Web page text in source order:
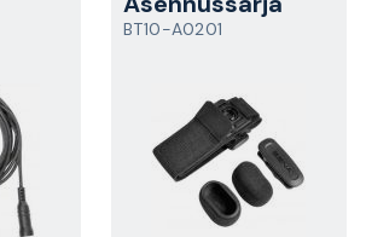
BT10-A0201